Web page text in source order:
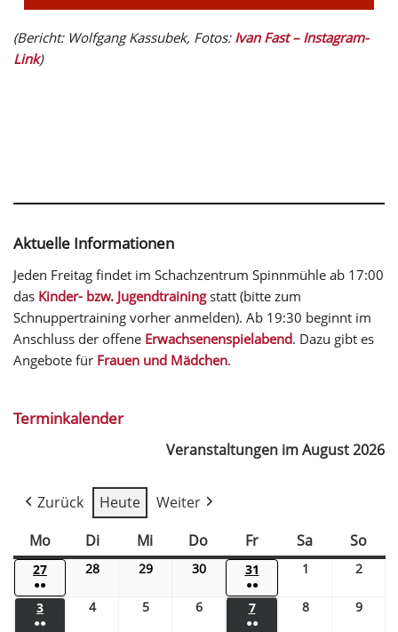
(Bericht: Wolfgang Kassubek, Fotos: Ivan Fast – Instagram-
Link)
Aktuelle Informationen
Jeden Freitag findet im Schachzentrum Spinnmühle ab 17:00
das Kinder- bzw. Jugendtrainingstatt (bitte zum
Schnuppertraining vorher anmelden). Ab 19:30 beginnt im
Anschluss der offene Erwachsenenspielabend. Dazu gibt es
Angebote für Frauen und Mädchen.
Terminkalender
Veranstaltungen im August 2026
Zurück Heute
Weiter
Mo
Di Mi Do Fr Sa So
27
●●
28 29 30 31
●●
1 2
3
●●
4 5 6 7
●●
8 9